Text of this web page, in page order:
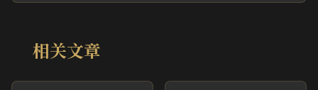
相关文章